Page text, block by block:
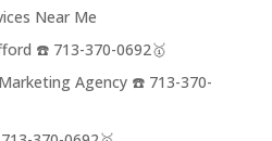
Near Me
☎️ 713-370-0692🥇
Agency ☎️ 713-370-